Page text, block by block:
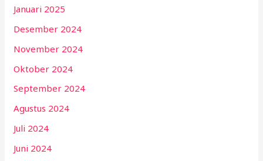
Januari 2025
Desember 2024
November 2024
Oktober 2024
September 2024
Agustus 2024
Juli 2024
Juni 2024